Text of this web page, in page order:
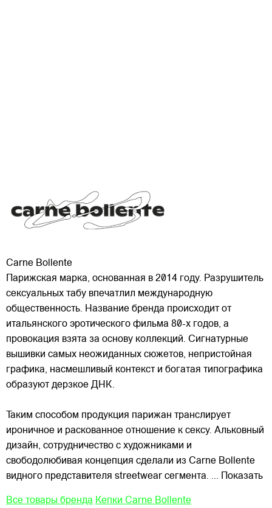
Carne Bollente
Парижская марка, основанная в 2014 году. Разрушитель
сексуальных табу впечатлил международную
общественность. Название бренда происходит от
итальянского эротического фильма 80-х годов, а
провокация взята за основу коллекций. Сигнатурные
вышивки самых неожиданных сюжетов, непристойная
графика, насмешливый контекст и богатая типографика
образуют дерзкое ДНК.
Таким способом продукция парижан транслирует
ироничное и раскованное отношение к сексу. Альковный
дизайн, сотрудничество с художниками и
свободолюбивая концепция сделали из Carne Bollente
видного представителя streetwear сегмента. ... Показать
Все товары бренда Кепки Carne Bollente